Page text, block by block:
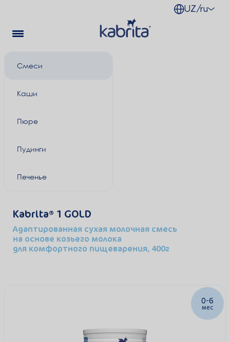
UZ/ru
Смеси
Каши
Пюре
Пудинги
Печенье
Kabrita 1 GOLD
Адаптированная сухая молочная смесь
на основе козьего молока
для комфортного пищеварения, 400г
0-6
мес